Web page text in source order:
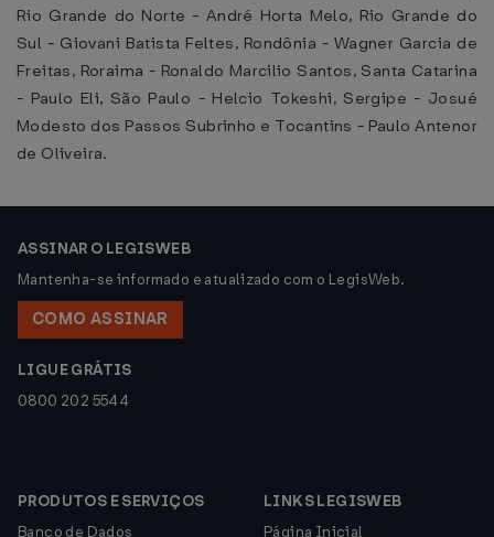
Rio Grande do Norte - André Horta Melo, Rio Grande do
Sul - Giovani Batista Feltes, Rondônia - Wagner Garcia de
Freitas, Roraima - Ronaldo Marcilio Santos, Santa Catarina
- Paulo Eli, São Paulo - Helcio Tokeshi, Sergipe - Josué
Modesto dos Passos Subrinho e Tocantins - Paulo Antenor
de Oliveira.
ASSINAR O LEGISWEB
Mantenha-se informado e atualizado com o LegisWeb.
COMO ASSINAR
LIGUE GRÁTIS
0800 202 5544
PRODUTOS E SERVIÇOS
Banco de Dados
LINKS LEGISWEB
Página Inicial